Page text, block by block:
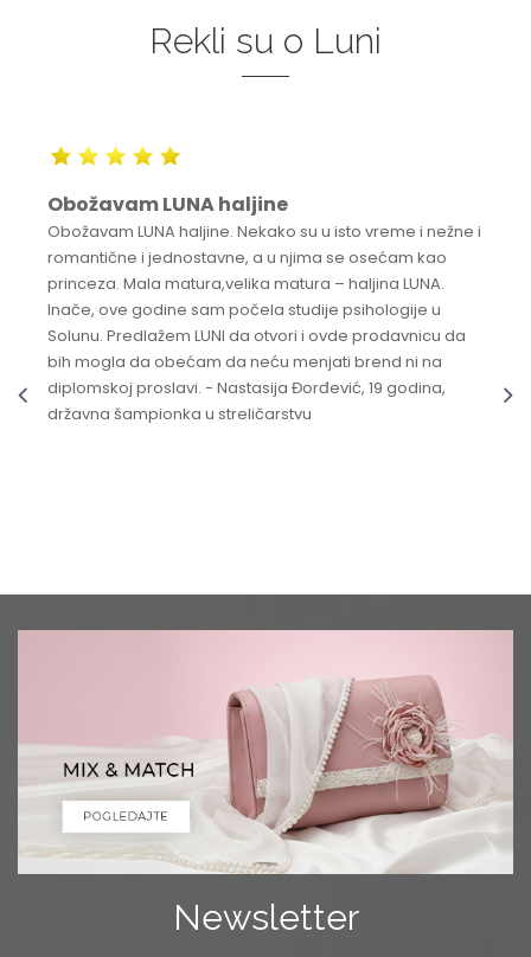
Rekli su o Luni
Obožavam LUNA haljine
Obožavam LUNA haljine. Nekako su u isto vreme i nežne i
romantične i jednostavne, a u njima se osećam kao
princeza. Mala matura,velika matura – haljina LUNA.
Inače, ove godine sam počela studije psihologije u
Solunu. Predlažem LUNI da otvori i ovde prodavnicu da
bih mogla da obećam da neću menjati brend ni na
diplomskoj proslavi. - Nastasija Đorđević, 19 godina,
državna šampionka u streličarstvu
Newsletter